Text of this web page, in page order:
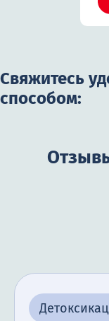
Свяжитесь
способом: